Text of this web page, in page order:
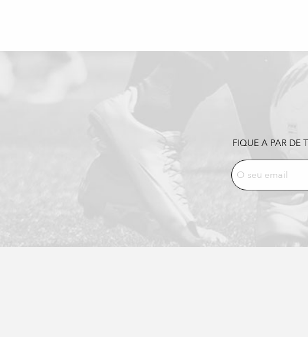
FIQUE A PAR DE